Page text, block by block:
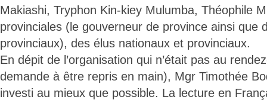
Makiashi, Tryphon Kin-kiey Mulumba, Théophile
provinciales (le gouverneur de province ainsi que
provinciaux), des élus nationaux et provinciaux.
En dépit de l’organisation qui n’était pas au
demande à être repris en main), Mgr Timothée
investi au mieux que possible. La lecture en